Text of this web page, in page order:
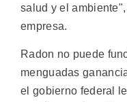
salud y el
empresa.
Radon no puede
menguadas
el gobierno federal